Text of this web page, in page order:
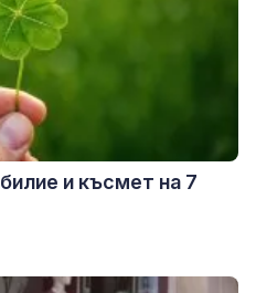
и късмет на 7